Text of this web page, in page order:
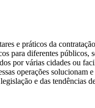
e práticos da
para diferentes públicos,
por várias cidades ou
operações solucionam
e das tendências